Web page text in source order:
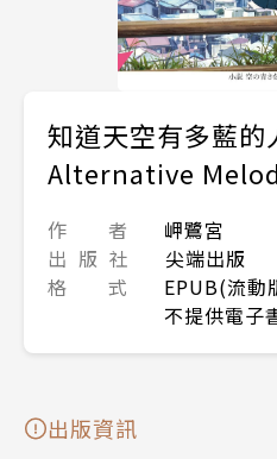
知道天空有多藍的
Alternative
作 者
岬鷺宮
出 版 社
尖端出版
格 式
EPUB(流動
不提供電子
出版資訊